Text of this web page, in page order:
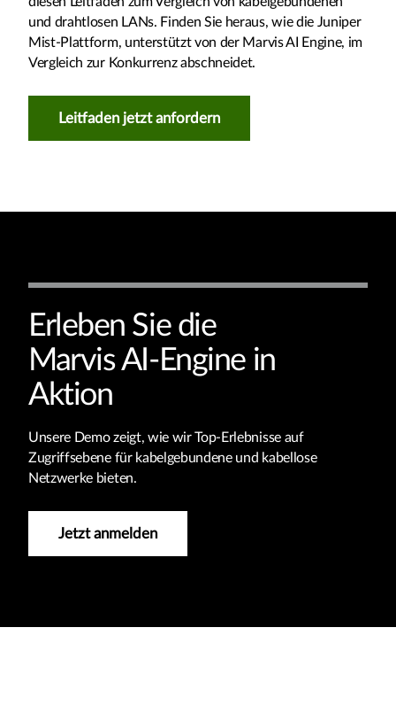
und drahtlosen LANs. Finden Sie heraus, wie die Juniper
Mist-Plattform, unterstützt von der Marvis AI Engine, im
Vergleich zur Konkurrenz abschneidet.
Leitfaden jetzt anfordern
Erleben Sie die
Marvis AI-Engine in
Aktion
Unsere Demo zeigt, wie wir Top-Erlebnisse auf
Zugriffsebene für kabelgebundene und kabellose
Netzwerke bieten.
Jetzt anmelden